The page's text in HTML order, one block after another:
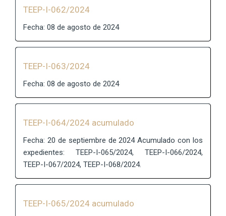
TEEP-I-062/2024
Fecha: 08 de agosto de 2024
TEEP-I-063/2024
Fecha: 08 de agosto de 2024
TEEP-I-064/2024 acumulado
Fecha: 20 de septiembre de 2024 Acumulado con los
expedientes: TEEP-I-065/2024, TEEP-I-066/2024,
TEEP-I-067/2024, TEEP-I-068/2024.
TEEP-I-065/2024 acumulado